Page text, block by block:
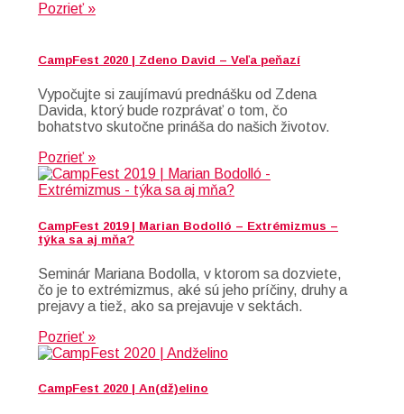
Pozrieť »
CampFest 2020 | Zdeno David – Veľa peňazí
Vypočujte si zaujímavú prednášku od Zdena
Davida, ktorý bude rozprávať o tom, čo
bohatstvo skutočne prináša do našich životov.
Pozrieť »
CampFest 2019 | Marian Bodolló – Extrémizmus –
týka sa aj mňa?
Seminár Mariana Bodolla, v ktorom sa dozviete,
čo je to extrémizmus, aké sú jeho príčiny, druhy a
prejavy a tiež, ako sa prejavuje v sektách.
Pozrieť »
CampFest 2020 | An(dž)elino